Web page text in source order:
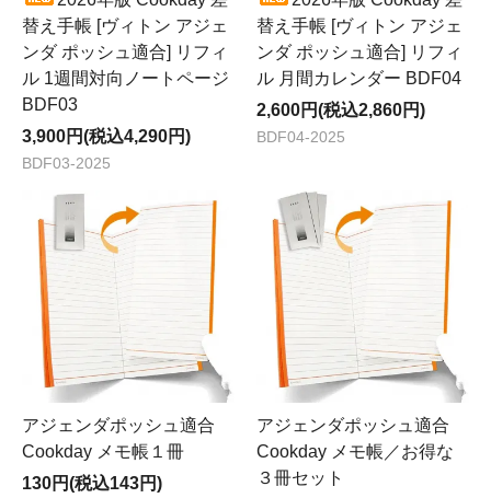
替え手帳 [ヴィトン アジェ
ンダ ポッシュ適合] リフィ
ル 1週間対向ノートページ
BDF03
3,900円(税込4,290円)
BDF03-2025
替え手帳 [ヴィトン アジェ
ンダ ポッシュ適合] リフィ
ル 月間カレンダー BDF04
2,600円(税込2,860円)
BDF04-2025
アジェンダポッシュ適合
Cookday メモ帳１冊
130円(税込143円)
アジェンダポッシュ適合
Cookday メモ帳／お得な
３冊セット